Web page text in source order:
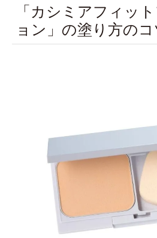
「カシミアフィッ
ョン」の塗り方のコ